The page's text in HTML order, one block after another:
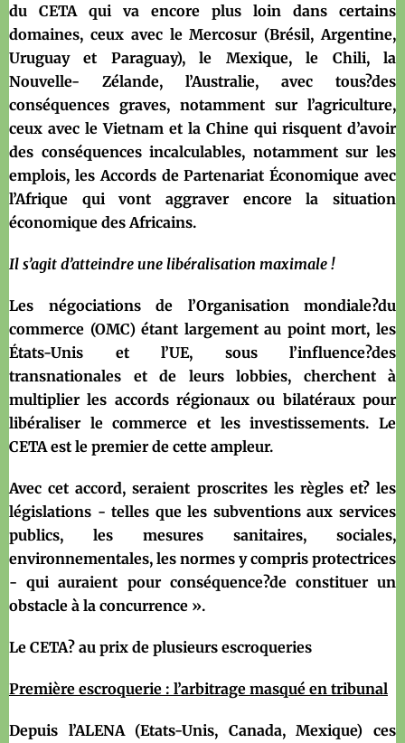
du CETA qui va encore plus loin dans certains
domaines, ceux avec le Mercosur (Brésil, Argentine,
Uruguay et Paraguay), le Mexique, le Chili, la
Nouvelle- Zélande, l’Australie, avec tous?des
conséquences graves, notamment sur l’agriculture,
ceux avec le Vietnam et la Chine qui risquent d’avoir
des conséquences incalculables, notamment sur les
emplois, les Accords de Partenariat Économique avec
l’Afrique qui vont aggraver encore la situation
économique des Africains.
Il s’agit d’atteindre une libéralisation maximale !
Les négociations de l’Organisation mondiale?du
commerce (OMC) étant largement au point mort, les
États-Unis et l’UE, sous l’influence?des
transnationales et de leurs lobbies, cherchent à
multiplier les accords régionaux ou bilatéraux pour
libéraliser le commerce et les investissements. Le
CETA est le premier de cette ampleur.
Avec cet accord, seraient proscrites les règles et? les
législations - telles que les subventions aux services
publics, les mesures sanitaires, sociales,
environnementales, les normes y compris protectrices
- qui auraient pour conséquence?de constituer un
obstacle à la concurrence ».
Le CETA? au prix de plusieurs escroqueries
Première escroquerie : l’arbitrage masqué en tribunal
Depuis l’ALENA (Etats-Unis, Canada, Mexique) ces